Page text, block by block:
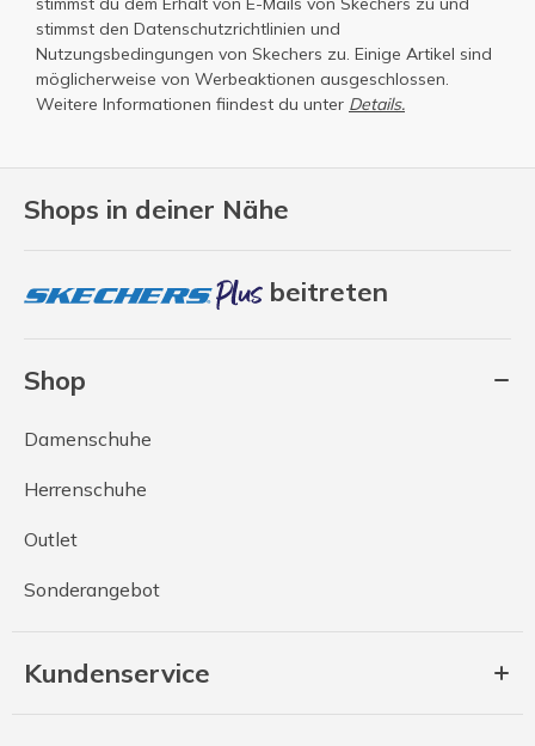
Shops in deiner Nähe
beitreten
Shop
Damenschuhe
Herrenschuhe
Outlet
Sonderangebot
Kundenservice
stimmst den Datenschutzrichtlinien und
Nutzungsbedingungen von Skechers zu. Einige Artikel sind
möglicherweise von Werbeaktionen ausgeschlossen.
Weitere Informationen fiindest du unter Details.